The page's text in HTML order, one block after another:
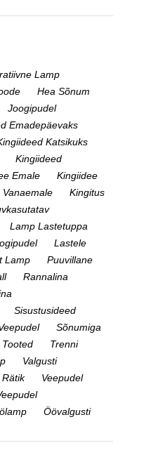
Lamp
Hea Sõnum
Joogipudel
Emadepäevaks
Katsikuks
Kingiideed
Emale
Kingiidee
Vanaemale
Kingitus
Lamp Lastetuppa
Lastele
Lamp
Puuvillane
Rannalina
Sisustusideed
Sõnumiga
Trenni
Valgusti
Rätik
Veepudel
Öövalgusti